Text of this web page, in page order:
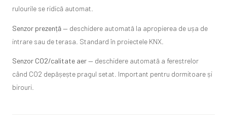
rulourile se ridică automat.
Senzor prezență— deschidere automată la apropierea de ușa de
intrare sau de terasa. Standard în proiectele KNX.
Senzor CO2/calitate aer— deschidere automată a ferestrelor
când CO2 depășește pragul setat. Important pentru dormitoare și
birouri.